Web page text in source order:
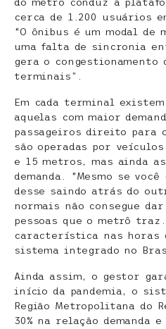
do metrô conduz à
cerca de 1.200 usuários
“O ônibus é um modal de
uma falta de sincronia
gera o congestionamento
terminais”.
Em cada terminal
aquelas com maior
passageiros direito para
são operadas por
e 15 metros, mas ainda
demanda. “Mesmo se
desse saindo atrás do
normais não consegue
pessoas que o metrô traz.
característica nas horas
sistema integrado no
Ainda assim, o gestor
início da pandemia, o
Região Metropolitana do
30% na relação demanda